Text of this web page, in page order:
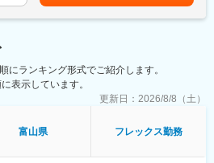
る業務
で、主体的な施策実行や組織風土の刷新
な部分を整え、課題解決型リーダーとし
。
ステム（SAP、固定資産奉行等）、
財務Gに分かれ、各グループリーダーのもと
にランキング形式でご紹介します。
表示しています。
更新日： 2026/8/8（土）
富山県 フレックス勤務